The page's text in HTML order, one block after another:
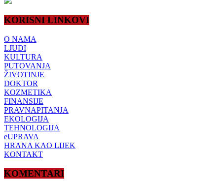
KORISNI LINKOVI
O NAMA
LJUDI
KULTURA
PUTOVANJA
ŽIVOTINJE
DOKTOR
KOZMETIKA
FINANSIJE
PRAVNAPITANJA
EKOLOGIJA
TEHNOLOGIJA
eUPRAVA
HRANA KAO LIJEK
KONTAKT
KOMENTARI